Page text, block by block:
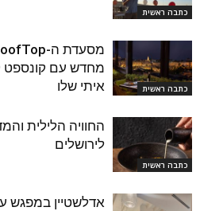
כתבה ראשית
כתבה ראשית
מחדש עם קונספט
איתי שלו
כתבה ראשית
החוויה הלילית
לירושלים
אדלשטיין במפגש